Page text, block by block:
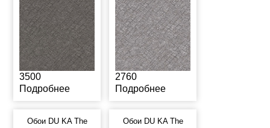
3500
Подробнее
2760
Подробнее
Обои DU KA The
Обои DU KA The